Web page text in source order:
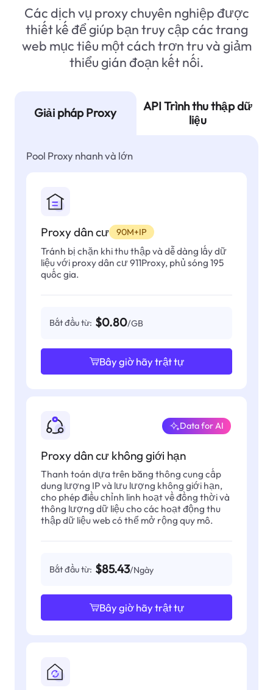
Các dịch vụ proxy chuyên nghiệp được
thiết kế để giúp bạn truy cập các trang
web mục tiêu một cách trơn tru và giảm
thiểu gián đoạn kết nối.
Giải pháp Proxy
API Trình thu thập dữ
liệu
Pool Proxy nhanh và lớn
Proxy dân cư 90M+IP
Tránh bị chặn khi thu thập và dễ dàng lấy dữ
liệu với proxy dân cư 911Proxy, phủ sóng 195
quốc gia.
Bắt đầu từ: $0.80/GB
Bây giờ hãy trật tự
Proxy dân cư không giới hạn
Data for AI
Thanh toán dựa trên băng thông cung cấp
dung lượng IP và lưu lượng không giới hạn,
cho phép điều chỉnh linh hoạt về đồng thời và
thông lượng dữ liệu cho các hoạt động thu
thập dữ liệu web có thể mở rộng quy mô.
Bắt đầu từ: $85.43/Ngày
Bây giờ hãy trật tự